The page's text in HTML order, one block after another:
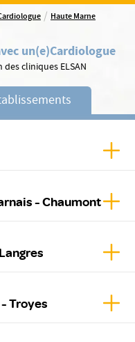
/ Haute Marne
un(e)Cardiologue
cliniques ELSAN
- Chaumont
Troyes